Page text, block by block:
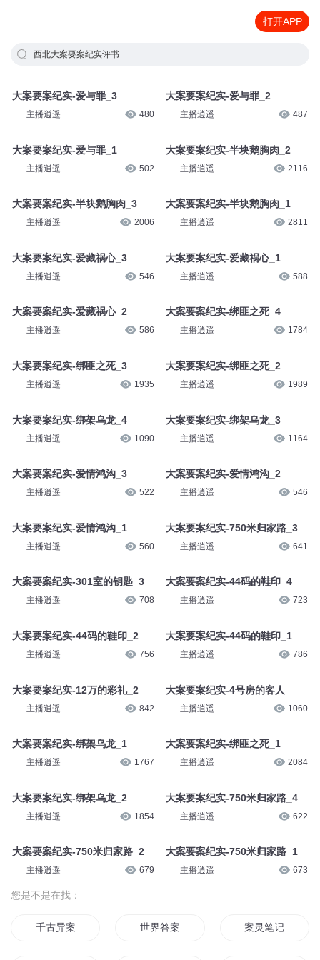
打开APP
西北大案要案纪实评书
大案要案纪实-爱与罪_3
主播逍遥 480
大案要案纪实-爱与罪_1
主播逍遥 502
大案要案纪实-半块鹅胸肉_3
主播逍遥 2006
大案要案纪实-爱藏祸心_3
主播逍遥 546
大案要案纪实-爱藏祸心_2
主播逍遥 586
大案要案纪实-绑匪之死_3
主播逍遥 1935
大案要案纪实-绑架乌龙_4
主播逍遥 1090
大案要案纪实-爱情鸿沟_3
主播逍遥 522
大案要案纪实-爱情鸿沟_1
主播逍遥 560
大案要案纪实-301室的钥匙_3
主播逍遥 708
大案要案纪实-44码的鞋印_2
主播逍遥 756
大案要案纪实-12万的彩礼_2
主播逍遥 842
大案要案纪实-绑架乌龙_1
主播逍遥 1767
大案要案纪实-绑架乌龙_2
主播逍遥 1854
大案要案纪实-750米归家路_2
主播逍遥 679
大案要案纪实-爱与罪_2
主播逍遥 487
大案要案纪实-半块鹅胸肉_2
主播逍遥 2116
大案要案纪实-半块鹅胸肉_1
主播逍遥 2811
大案要案纪实-爱藏祸心_1
主播逍遥 588
大案要案纪实-绑匪之死_4
主播逍遥 1784
大案要案纪实-绑匪之死_2
主播逍遥 1989
大案要案纪实-绑架乌龙_3
主播逍遥 1164
大案要案纪实-爱情鸿沟_2
主播逍遥 546
大案要案纪实-750米归家路_3
主播逍遥 641
大案要案纪实-44码的鞋印_4
主播逍遥 723
大案要案纪实-44码的鞋印_1
主播逍遥 786
大案要案纪实-4号房的客人
主播逍遥 1060
大案要案纪实-绑匪之死_1
主播逍遥 2084
大案要案纪实-750米归家路_4
主播逍遥 622
大案要案纪实-750米归家路_1
主播逍遥 673
您是不是在找：
千古异案 世界答案 案灵笔记